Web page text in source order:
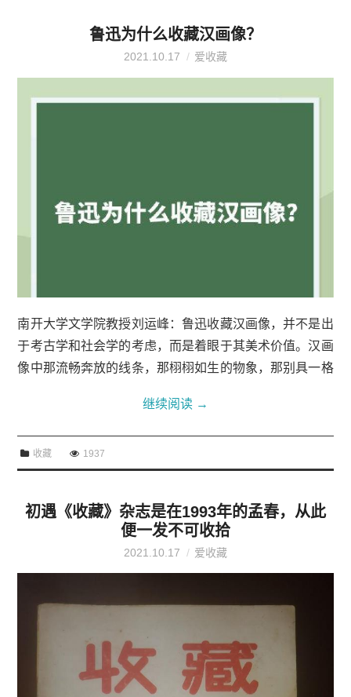
鲁迅为什么收藏汉画像？
2021.10.17 爱收藏
南开大学文学院教授刘运峰：鲁迅收藏汉画像，并不是出
于考古学和社会学的考虑，而是着眼于其美术价值。汉画
像中那流畅奔放的线条，那栩栩如生的物象，那别具一格
定了汉画像的艺术价值。在《看镜有感》一...
继续阅读 →
收藏 1937
初遇《收藏》杂志是在1993年的孟春，从此
便一发不可收拾
2021.10.17 爱收藏